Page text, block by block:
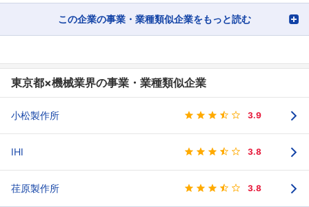
この企業の事業・業種類似企業をもっと読む
東京都×機械業界の事業・業種類似企業
小松製作所 3.9
IHI 3.8
荏原製作所 3.8